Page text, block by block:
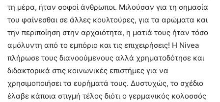
τη μέρα, ήταν σοφοί άνθρωποι. Μιλούσαν για τη σημασία
του φαίνεσθαι σε άλλες κουλτούρες, για τα αρώματα και
την περιποίηση στην αρχαιότητα, η ματιά τους ήταν τόσο
αμόλυντη από το εμπόριο και τις επιχειρήσεις! Η Nivea
πλήρωσε τους διανοούμενους αλλά χρηματοδότησε και
διδακτορικά στις κοινωνικές επιστήμες για να
χρησιμοποιήσει τα ευρήματά τους. Δυστυχώς, το σχέδιο
έλαβε κάποια στιγμή τέλος διότι ο γερμανικός κολοσσός